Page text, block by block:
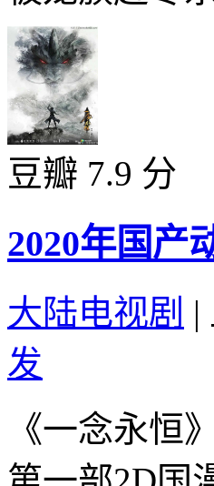
豆瓣 7.9 分
2020年国产
大陆电视剧 |
发
《一念永恒